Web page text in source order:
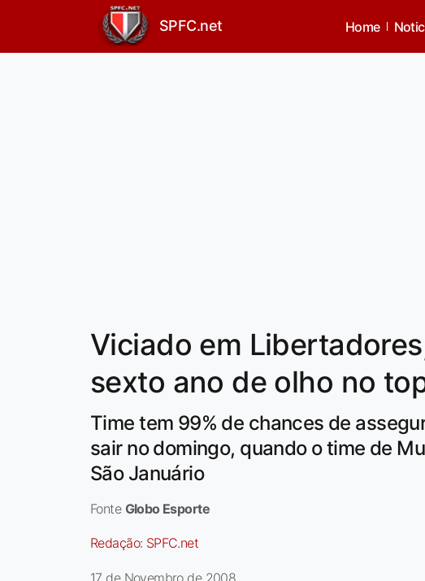
SPFC.net Home
Viciado em
sexto ano de olho no
Time tem 99% de chances de
sair no domingo, quando o time de
São Januário
Fonte Globo Esporte
Redação: SPFC.net